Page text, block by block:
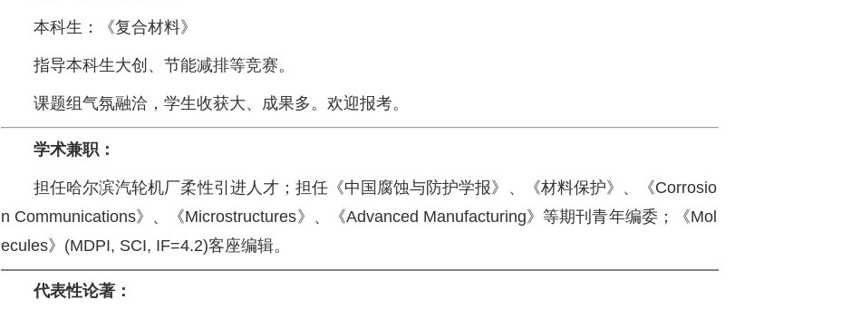
本科生：《复合材料》
指导本科生大创、节能减排等竞赛。
课题组气氛融洽，学生收获大、成果多。欢迎报考。
学术兼职：
担任哈尔滨汽轮机厂柔性引进人才；担任《中国腐蚀与防护学报》、《材料保护》、《Corrosio
n Communications》、《Microstructures》、《Advanced Manufacturing》等期刊青年编委；《Mol
ecules》(MDPI, SCI, IF=4.2)客座编辑。
代表性论著：